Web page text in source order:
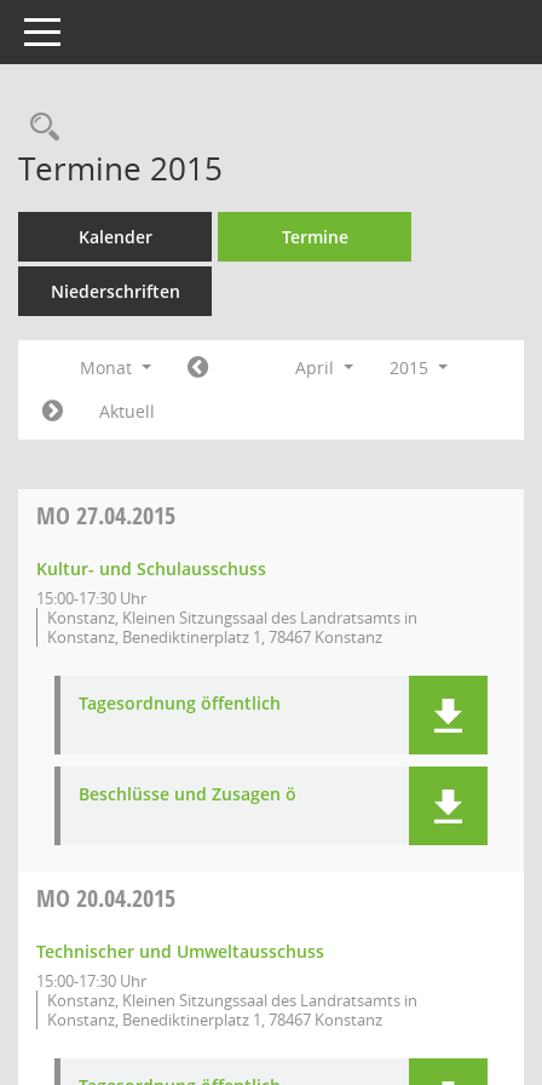
Toggle navigation
Termine 2015
Kalender Termine
Niederschriften
Monat April
2015
Aktuell
MO 27.04.2015
Kultur- und Schulausschuss
15:00-17:30 Uhr
Konstanz, Kleinen Sitzungssaal des Landratsamts in
Konstanz, Benediktinerplatz 1, 78467 Konstanz
Tagesordnung öffentlich
Beschlüsse und Zusagen ö
MO 20.04.2015
Technischer und Umweltausschuss
15:00-17:30 Uhr
Konstanz, Kleinen Sitzungssaal des Landratsamts in
Konstanz, Benediktinerplatz 1, 78467 Konstanz